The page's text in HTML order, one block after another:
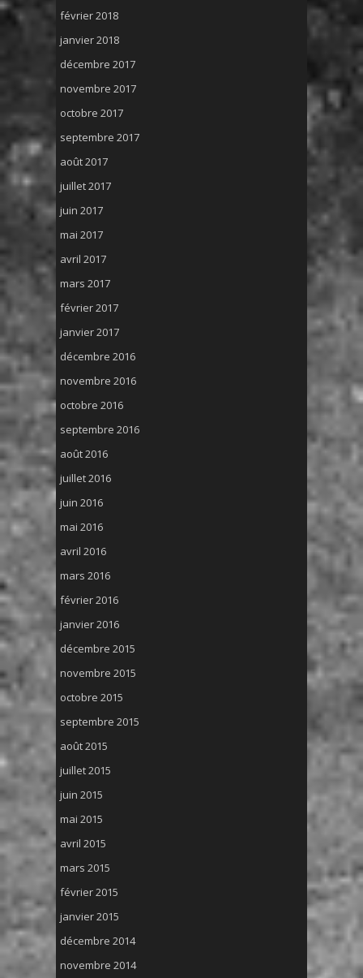
février 2018
janvier 2018
décembre 2017
novembre 2017
octobre 2017
septembre 2017
août 2017
juillet 2017
juin 2017
mai 2017
avril 2017
mars 2017
février 2017
janvier 2017
décembre 2016
novembre 2016
octobre 2016
septembre 2016
août 2016
juillet 2016
juin 2016
mai 2016
avril 2016
mars 2016
février 2016
janvier 2016
décembre 2015
novembre 2015
octobre 2015
septembre 2015
août 2015
juillet 2015
juin 2015
mai 2015
avril 2015
mars 2015
février 2015
janvier 2015
décembre 2014
novembre 2014